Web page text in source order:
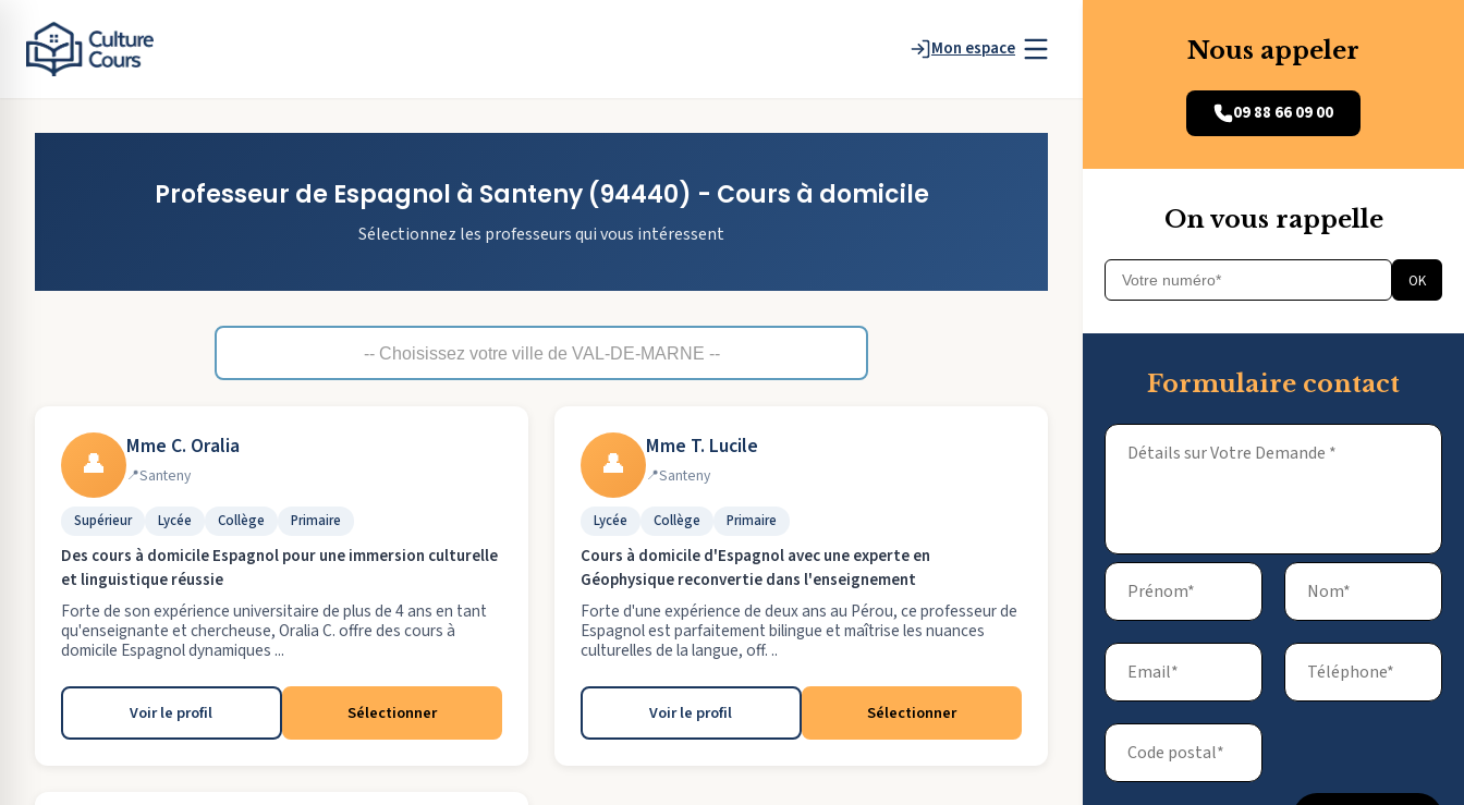
Mon espace
Professeur de Espagnol à Santeny(94440) - Cours à domicile
Sélectionnez les professeurs qui vous intéressent
👤 Mme C. Oralia
Santeny
Supérieur Lycée Collège Primaire
Des cours à domicile Espagnol pour une immersion culturelle
et linguistique réussie
Forte de son expérience universitaire de plus de 4 ans en tant
qu'enseignante et chercheuse, Oralia C. offre des cours à
domicile Espagnol dynamiques ...
Voir le profil Sélectionner
👤 Mme T. Lucile
Santeny
Lycée Collège Primaire
Cours à domicile d'Espagnol avec une experte en
Géophysique reconvertie dans l'enseignement
Forte d'une expérience de deux ans au Pérou, ce professeur de
Espagnol est parfaitement bilingue et maîtrise les nuances
culturelles de la langue, off. ..
Voir le profil Sélectionner
Nous appeler
09 88 66 09 00
On vous rappelle
OK
Formulaire contact